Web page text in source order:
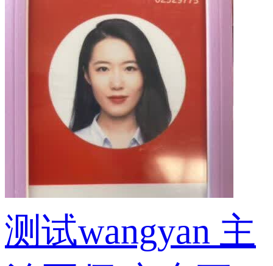
测试wangyan 主